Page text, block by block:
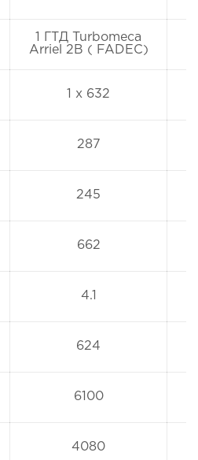
1 ГТД Turbomeca
Arriel 2B ( FADEC)
1 х 632
287
245
662
4.1
624
6100
4080